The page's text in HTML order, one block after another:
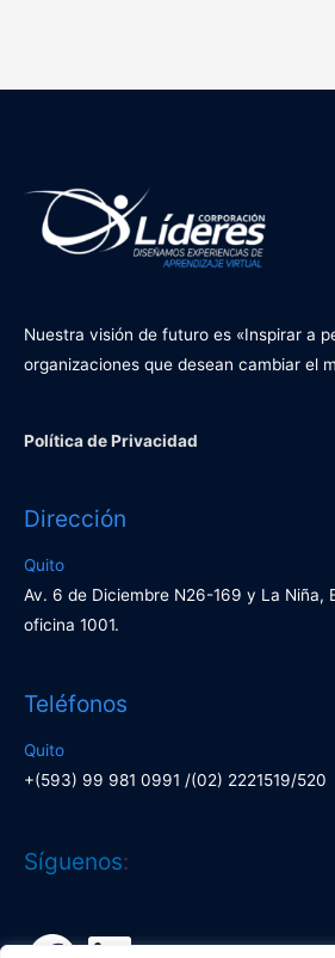
Nuestra visión de futuro es «Inspirar a
organizaciones que desean cambiar el
Política de Privacidad
Dirección
Quito
Av. 6 de Diciembre N26-169 y La Niña,
oficina 1001.
Teléfonos
Quito
+(593) 99 981 0991 /(02) 2221519/520
Síguenos:
Facebook
LinkedIn